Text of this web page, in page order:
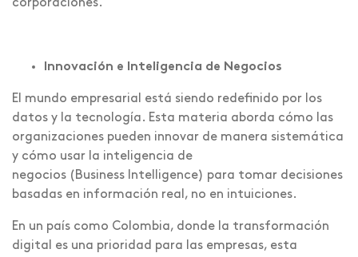
corporaciones.
Innovación e Inteligencia de Negocios
El mundo empresarial está siendo redefinido por los
datos y la tecnología. Esta materia aborda cómo las
organizaciones pueden innovar de manera sistemática
y cómo usar la inteligencia de
negocios (Business Intelligence) para tomar decisiones
basadas en información real, no en intuiciones.
En un país como Colombia, donde la transformación
digital es una prioridad para las empresas, esta